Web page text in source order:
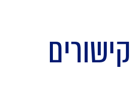
קישורים